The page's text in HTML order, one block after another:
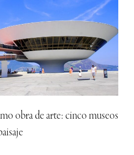
obra de arte: cinco museos